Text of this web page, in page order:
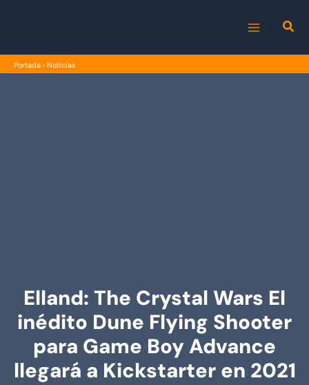
MENU
Portada › Noticias
Elland: The Crystal Wars El
inédito Dune Flying Shooter
para Game Boy Advance
llegará a Kickstarter en 2021